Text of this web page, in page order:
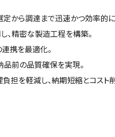
から調達まで迅速かつ効率的に
精密な製造工程を構築。
携を最適化。
前の品質確保を実現。
担を軽減し、納期短縮とコスト